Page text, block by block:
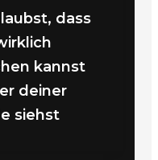
dass
kannst
deiner
siehst